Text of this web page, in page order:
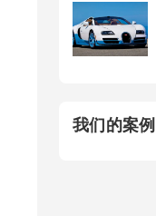
我们的案例